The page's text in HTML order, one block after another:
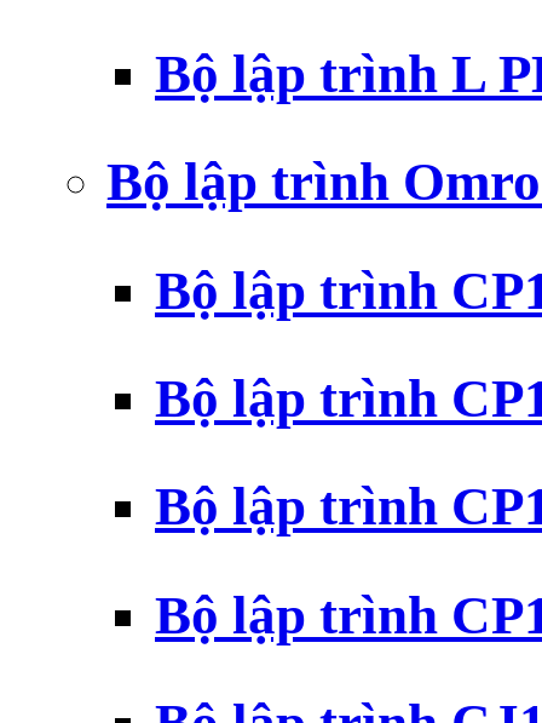
Bộ lập trình L
Bộ lập trình
Bộ lập trình
Bộ lập trình
Bộ lập trình
Bộ lập trình